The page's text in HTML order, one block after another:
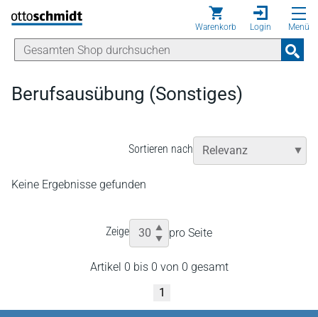
Direkt zum Inhalt
Warenkorb Login Menü
Berufsausübung (Sonstiges)
Sortieren nach
Keine Ergebnisse gefunden
Zeige pro Seite
Artikel 0 bis 0 von 0 gesamt
1